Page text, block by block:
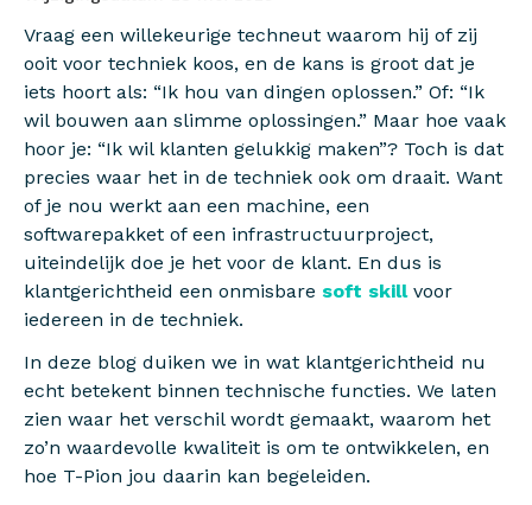
Vraag een willekeurige techneut waarom hij of zij
ooit voor techniek koos, en de kans is groot dat je
iets hoort als: “Ik hou van dingen oplossen.” Of: “Ik
wil bouwen aan slimme oplossingen.” Maar hoe vaak
hoor je: “Ik wil klanten gelukkig maken”? Toch is dat
precies waar het in de techniek ook om draait. Want
of je nou werkt aan een machine, een
softwarepakket of een infrastructuurproject,
uiteindelijk doe je het voor de klant. En dus is
klantgerichtheid een onmisbare soft skill voor
iedereen in de techniek.
In deze blog duiken we in wat klantgerichtheid nu
echt betekent binnen technische functies. We laten
zien waar het verschil wordt gemaakt, waarom het
zo’n waardevolle kwaliteit is om te ontwikkelen, en
hoe T-Pion jou daarin kan begeleiden.